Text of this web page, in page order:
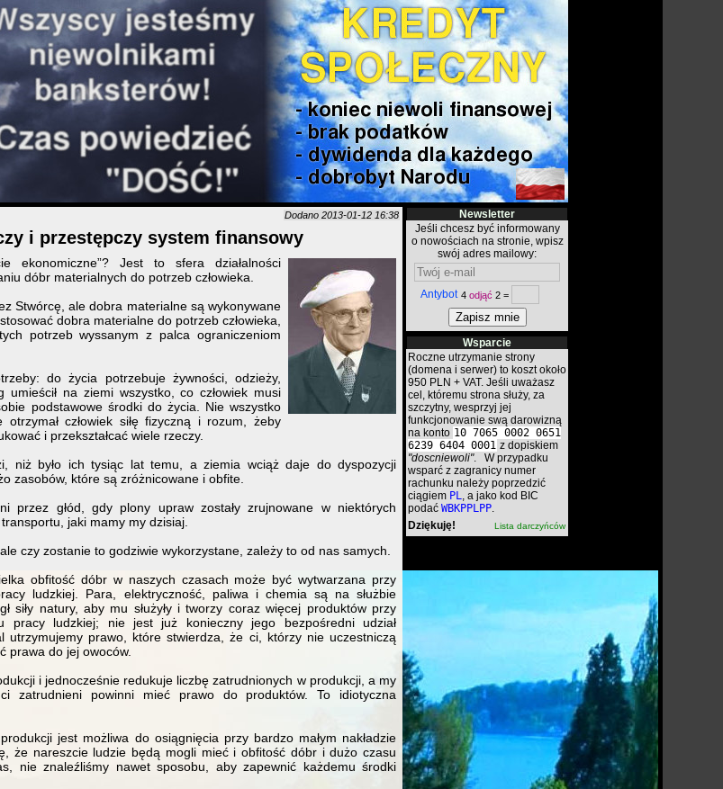
Dodano 2013-01-12 16:38
i przestępczy system finansowy
ekonomiczne”? Jest to sfera działalności
dóbr materialnych do potrzeb człowieka.
Stwórcę, ale dobra materialne są wykonywane
dobra materialne do potrzeb człowieka,
potrzeb wyssanym z palca ograniczeniom
do życia potrzebuje żywności, odzieży,
umieścił na ziemi wszystko, co człowiek musi
podstawowe środki do życia. Nie wszystko
człowiek siłę fizyczną i rozum, żeby
i przekształcać wiele rzeczy.
niż było ich tysiąc lat temu, a ziemia wciąż daje do dyspozycji
zasobów, które są zróżnicowane i obfite.
przez głód, gdy plony upraw zostały zrujnowane w niektórych
jaki mamy my dzisiaj.
czy zostanie to godziwie wykorzystane, zależy to od nas samych.
obfitość dóbr w naszych czasach może być wytwarzana przy
ludzkiej. Para, elektryczność, paliwa i chemia są na służbie
siły natury, aby mu służyły i tworzy coraz więcej produktów przy
pracy ludzkiej; nie jest już konieczny jego bezpośredni udział
utrzymujemy prawo, które stwierdza, że ci, którzy nie uczestniczą
prawa do jej owoców.
i jednocześnie redukuje liczbę zatrudnionych w produkcji, a my
zatrudnieni powinni mieć prawo do produktów. To idiotyczna
jest możliwa do osiągnięcia przy bardzo małym nakładzie
że nareszcie ludzie będą mogli mieć i obfitość dóbr i dużo czasu
nie znaleźliśmy nawet sposobu, aby zapewnić każdemu środki
Newsletter
Jeśli chcesz być informowany
o nowościach na stronie, wpisz
swój adres mailowy:
Antybot 4 odjąć 2 =
Wsparcie
Roczne utrzymanie strony
(domena i serwer) to koszt około
950 PLN + VAT. Jeśli uważasz
cel, któremu strona służy, za
szczytny, wesprzyj jej
funkcjonowanie swą darowizną
na konto 10 7065 0002 0651
6239 6404 0001 z dopiskiem
"doscniewoli". W przypadku
wsparć z zagranicy numer
rachunku należy poprzedzić
ciągiem PL, a jako kod BIC
podać WBKPPLPP.
Dziękuję!
Lista darczyńców